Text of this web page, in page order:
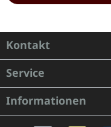
Kontakt
Service
Informationen